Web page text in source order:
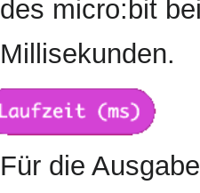
des micro:bit
Millisekunden.
Für die